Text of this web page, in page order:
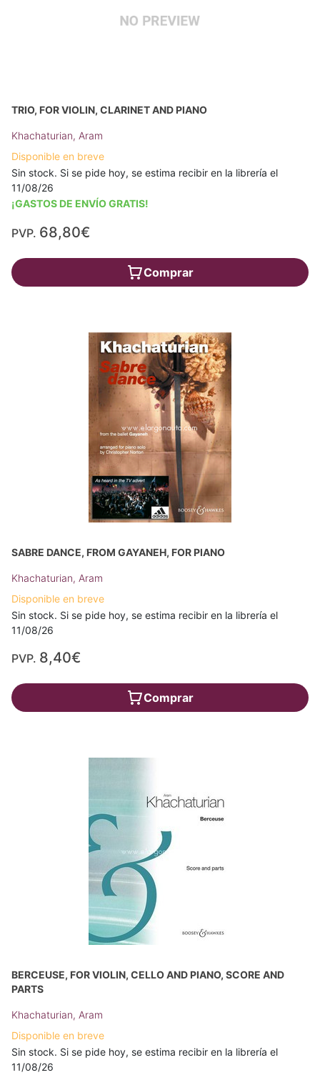
TRIO, FOR VIOLIN, CLARINET AND PIANO
Khachaturian, Aram
Disponible en breve
Sin stock. Si se pide hoy, se estima recibir en la librería el
11/08/26
¡GASTOS DE ENVÍO GRATIS!
PVP. 68,80€
Comprar
SABRE DANCE, FROM GAYANEH, FOR PIANO
Khachaturian, Aram
Disponible en breve
Sin stock. Si se pide hoy, se estima recibir en la librería el
11/08/26
PVP. 8,40€
Comprar
BERCEUSE, FOR VIOLIN, CELLO AND PIANO, SCORE AND
PARTS
Khachaturian, Aram
Disponible en breve
Sin stock. Si se pide hoy, se estima recibir en la librería el
11/08/26